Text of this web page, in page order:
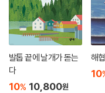
발톱 끝에 날개가 돋는
다
10% 10,800원
해
10